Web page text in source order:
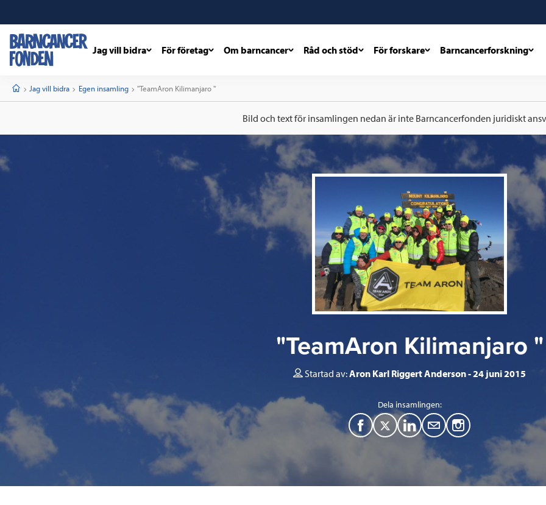
Jag vill bidra För företag Om barncancer Råd och stöd För forskare Barncancerforskning
StartJag vill bidra Egen insamling Current:
"TeamAron Kilimanjaro "
Bild och text för insamlingen nedan är inte Barncancerfonden juridiskt
"TeamAron Kilimanjaro "
Startad av:Aron Karl Riggert Anderson 24 juni 2015
Dela insamlingen:
F
T
L
M